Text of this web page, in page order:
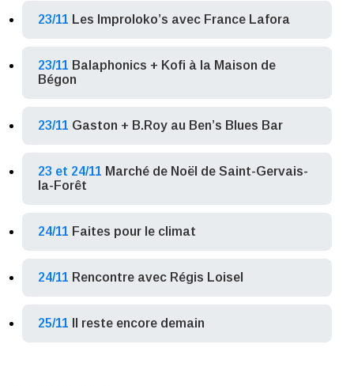
23/11 Les Improloko’s avec France Lafora
23/11 Balaphonics + Kofi à la Maison de
Bégon
23/11 Gaston + B.Roy au Ben’s Blues Bar
23 et 24/11 Marché de Noël de Saint-Gervais-
la-Forêt
24/11 Faites pour le climat
24/11 Rencontre avec Régis Loisel
25/11 Il reste encore demain